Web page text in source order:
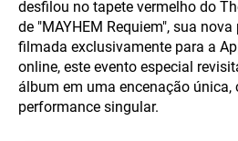
desfilou no tapete vermelho do
de "MAYHEM Requiem", sua
filmada exclusivamente para a
online, este evento especial
álbum em uma encenação
performance singular.